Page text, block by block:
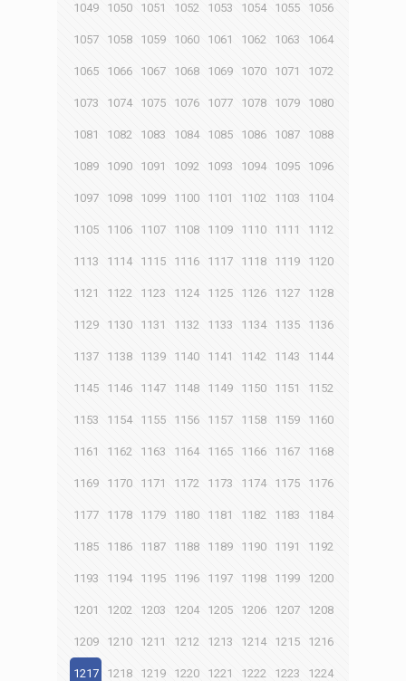
1049 1050 1051 1052 1053 1054 1055 1056
1057 1058 1059 1060 1061 1062 1063 1064
1065 1066 1067 1068 1069 1070 1071 1072
1073 1074 1075 1076 1077 1078 1079 1080
1081 1082 1083 1084 1085 1086 1087 1088
1089 1090 1091 1092 1093 1094 1095 1096
1097 1098 1099 1100 1101 1102 1103 1104
1105 1106 1107 1108 1109 1110 1111 1112
1113 1114 1115 1116 1117 1118 1119 1120
1121 1122 1123 1124 1125 1126 1127 1128
1129 1130 1131 1132 1133 1134 1135 1136
1137 1138 1139 1140 1141 1142 1143 1144
1145 1146 1147 1148 1149 1150 1151 1152
1153 1154 1155 1156 1157 1158 1159 1160
1161 1162 1163 1164 1165 1166 1167 1168
1169 1170 1171 1172 1173 1174 1175 1176
1177 1178 1179 1180 1181 1182 1183 1184
1185 1186 1187 1188 1189 1190 1191 1192
1193 1194 1195 1196 1197 1198 1199 1200
1201 1202 1203 1204 1205 1206 1207 1208
1209 1210 1211 1212 1213 1214 1215 1216
1217 1218 1219 1220 1221 1222 1223 1224